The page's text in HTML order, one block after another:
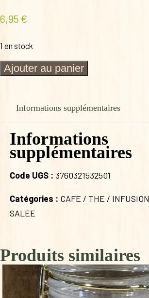
6,95 €
1 en stock
quantité
de
INFUSETTES
Ajouter au panier
Informations supplémentaires
Informations
supplémentaires
Code UGS : 3760321532501
Catégories : CAFE / THE / INFUSION
SALEE
Produits similaires